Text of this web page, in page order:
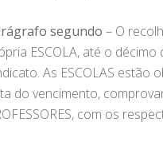
segundo – O
ESCOLA, até o
As ESCOLAS estão
do vencimento,
com os